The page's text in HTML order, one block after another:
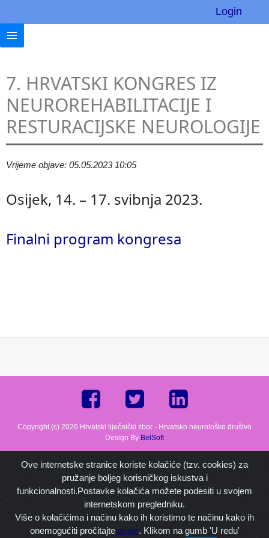
Ove internetske stranice koriste kolačiće (tzv. cookies) za
pružanje boljeg korisničkog iskustva i
funkcionalnosti.Postavke kolačića možete podesiti u svojem
internetskom pregledniku.
Više o kolačićima i načinu kako ih koristimo te načinu kako ih
onemogućiti pročitajte ovdje. Klikom na gumb 'U redu'
Login
7. HRVATSKI KONGRES IZ
NEUROREHABILITACIJE I
RESTURACIJSKE NEUROLOGIJE
Vrijeme objave: 05.05.2023 10:05
Osijek, 14. – 17. svibnja 2023.
Finalni program kongresa
Copyright (c) 2026 Hrvatski liječnički zbor - Hrvatsko neurološko društvo
Design By BelSoft